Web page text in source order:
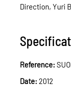
Direction, Yuri
Reference:
Date: 2012